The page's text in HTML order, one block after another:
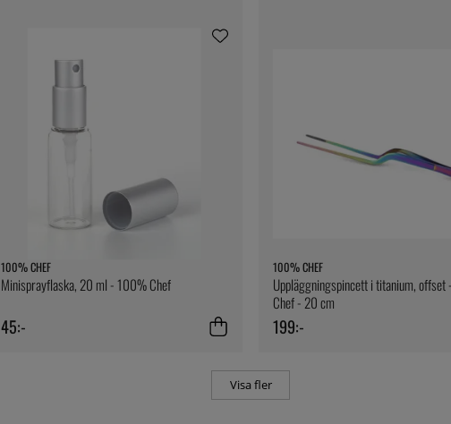
100% CHEF
Minisprayflaska, 20 ml - 100% Chef
45:-
100% CHEF
Uppläggningspincett i titanium,
Chef - 20 cm
199:-
Visa fler